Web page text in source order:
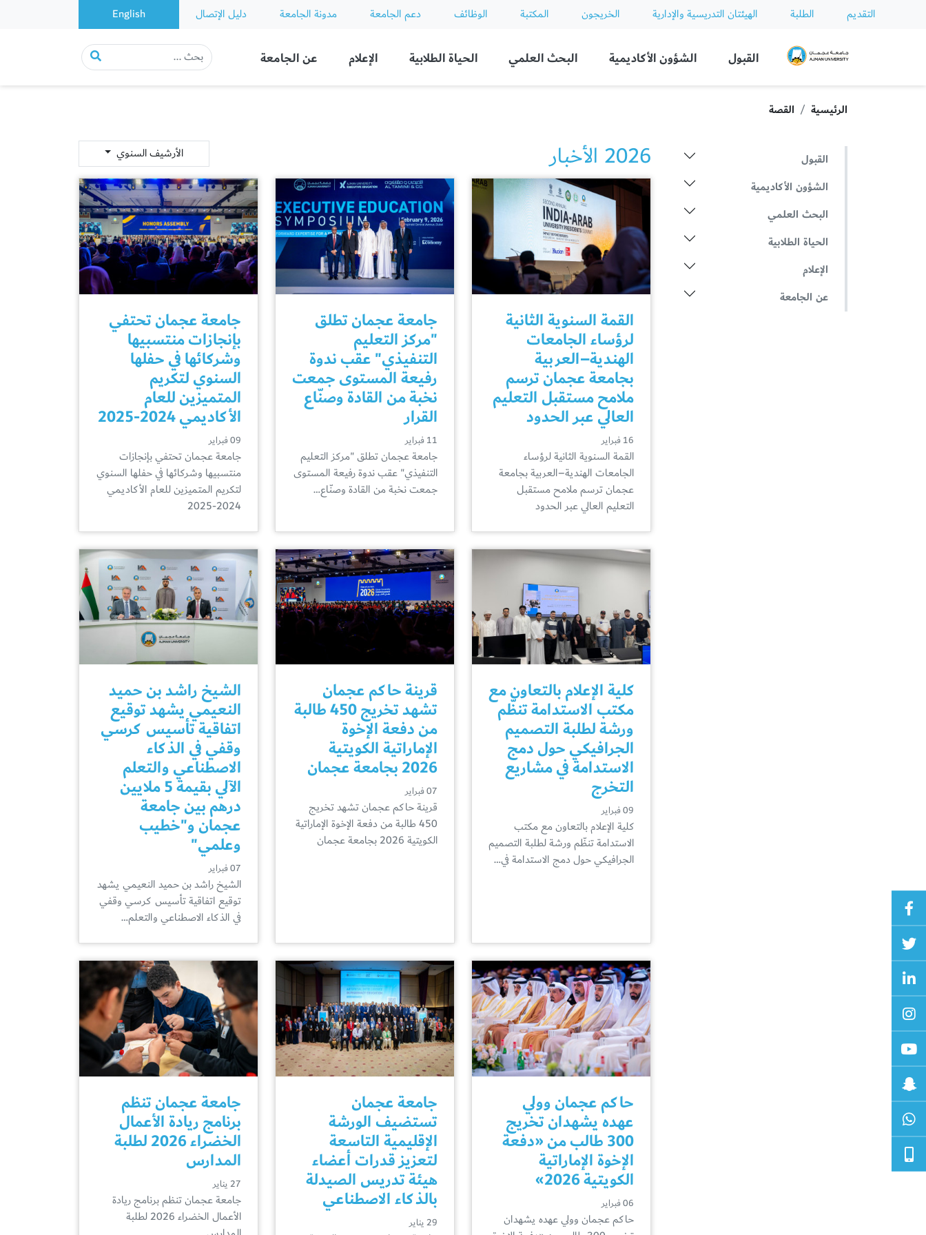
التقديم الطلبة الهيئتان التدريسية والإدارية الخريجون المكتبة الوظائف دعم الجامعة مدونة الجامعة دليل الإتصال English
Ajman University
القبول الشؤون الأكاديمية البحث العلمي الحياة الطلابية الإعلام عن الجامعة
الرئيسية القصة
القبول
الشؤون الأكاديمية
البحث العلمي
الحياة الطلابية
الإعلام
عن الجامعة
2026 الأخبار الأرشيف السنوي
القمة السنوية الثانية
لرؤساء الجامعات
الهندية–العربية
بجامعة عجمان ترسم
ملامح مستقبل التعليم
العالي عبر الحدود
16 فبراير
القمة السنوية الثانية لرؤساء
الجامعات الهندية–العربية بجامعة
عجمان ترسم ملامح مستقبل
التعليم العالي عبر الحدود
جامعة عجمان تطلق
"مركز التعليم
التنفيذي" عقب ندوة
رفيعة المستوى جمعت
نخبة من القادة وصنّاع
القرار
11 فبراير
جامعة عجمان تطلق "مركز التعليم
التنفيذي" عقب ندوة رفيعة المستوى
جمعت نخبة من القادة وصنّاع…
جامعة عجمان تحتفي
بإنجازات منتسبيها
وشركائها في حفلها
السنوي لتكريم
المتميزين للعام
الأكاديمي 2024-2025
09 فبراير
جامعة عجمان تحتفي بإنجازات
منتسبيها وشركائها في حفلها السنوي
لتكريم المتميزين للعام الأكاديمي
2024-2025
كلية الإعلام بالتعاون مع
مكتب الاستدامة تنظّم
ورشة لطلبة التصميم
الجرافيكي حول دمج
الاستدامة في مشاريع
التخرج
09 فبراير
كلية الإعلام بالتعاون مع مكتب
الاستدامة تنظّم ورشة لطلبة التصميم
الجرافيكي حول دمج الاستدامة في…
قرينة حاكم عجمان
تشهد تخريج 450 طالبة
من دفعة الإخوة
الإماراتية الكويتية
2026 بجامعة عجمان
07 فبراير
قرينة حاكم عجمان تشهد تخريج
450 طالبة من دفعة الإخوة الإماراتية
الكويتية 2026 بجامعة عجمان
الشيخ راشد بن حميد
النعيمي يشهد توقيع
اتفاقية تأسيس كرسي
وقفي في الذكاء
الاصطناعي والتعلم
الآلي بقيمة 5 ملايين
درهم بين جامعة
عجمان و"خطيب
وعلمي"
07 فبراير
الشيخ راشد بن حميد النعيمي يشهد
توقيع اتفاقية تأسيس كرسي وقفي
في الذكاء الاصطناعي والتعلم…
حاكم عجمان وولي
عهده يشهدان تخريج
300 طالب من «دفعة
الإخوة الإماراتية
الكويتية 2026»
06 فبراير
حاكم عجمان وولي عهده يشهدان
جامعة عجمان
تستضيف الورشة
الإقليمية التاسعة
لتعزيز قدرات أعضاء
هيئة تدريس الصيدلة
بالذكاء الاصطناعي
29 يناير
جامعة عجمان تنظم
برنامج ريادة الأعمال
الخضراء 2026 لطلبة
المدارس
27 يناير
جامعة عجمان تنظم برنامج ريادة
الأعمال الخضراء 2026 لطلبة